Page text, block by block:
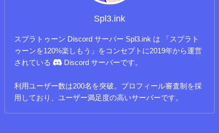
Spl3.ink
スプラトゥーン Discord サーバー Spl3.ink は 「スプラト
ゥーンを120%楽しもう」をコンセプトに2019年から運営
されている
Discord サーバーです。
利用ユーザー数は200名を突破。プロフィール審査制を採
用しており、ユーザー満足度の高いサーバーです。